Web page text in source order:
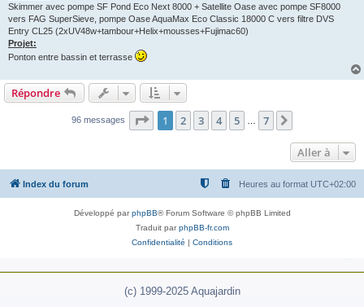
Skimmer avec pompe SF Pond Eco Next 8000 + Satellite Oase avec pompe SF8000
vers FAG SuperSieve, pompe Oase AquaMax Eco Classic 18000 C vers filtre DVS
Entry CL25 (2xUV48w+tambour+Helix+mousses+Fujimac60)
Projet:
Ponton entre bassin et terrasse
Répondre
96 messages Page 1sur7
1 2 3 4 5 7
Aller à
Index du forum Heures au format UTC+02:00
Développé parphpBB® Forum Software © phpBB Limited
Traduit parphpBB-fr.com
Confidentialité | Conditions
(c) 1999-2025 Aquajardin